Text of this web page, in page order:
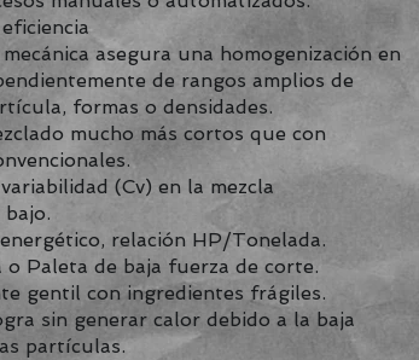
asegura una homogenización en
de rangos amplios de
formas o densidades.
mucho más cortos que con
(Cv) en la mezcla
relación HP/Tonelada.
o Paleta de baja fuerza de corte.
gentil con ingredientes frágiles.
sin generar calor debido a la baja
partículas.